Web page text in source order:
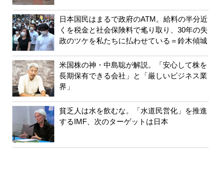
日本国民はまるで政府のATM。給料の半分近
くを税金と社会保険料で毟り取り、30年の失
政のツケを私たちに払わせている＝鈴木傾城
米国株の神・中島聡が解説。「安心して株を
長期保有できる会社」と「厳しいビジネス業
界」
貧乏人は水を飲むな。「水道民営化」を推進
するIMF、次のターゲットは日本